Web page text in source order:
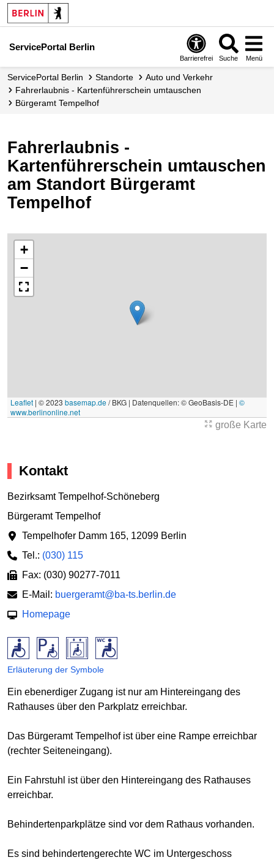
ServicePortal Berlin
Barrierefrei Suche Menü
ServicePortal Berlin Standorte
Auto und Verkehr
Fahrerlaubnis - Kartenführerschein umtauschen
Bürgeramt Tempelhof
Fahrerlaubnis -
Kartenführerschein umtauschen
am Standort Bürgeramt
Tempelhof
+
−
Leaflet | © 2023 basemap.de/ BKG | Datenquellen: © GeoBasis-DE | ©
www.berlinonline.net
große Karte
Kontakt
Bezirksamt Tempelhof-Schöneberg
Bürgeramt Tempelhof
Tempelhofer Damm 165, 12099 Berlin
Tel.: (030) 115
Fax: (030) 90277-7011
E-Mail: buergeramt@ba-ts.berlin.de
Homepage
Erläuterung der Symbole
Ein ebenerdiger Zugang ist nur am Hintereingang des
Rathauses über den Parkplatz erreichbar.
Das Bürgeramt Tempelhof ist über eine Rampe erreichbar
(rechter Seiteneingang).
Ein Fahrstuhl ist über den Hintereingang des Rathauses
erreichbar.
Behindertenparkplätze sind vor dem Rathaus vorhanden.
Es sind behindertengerechte WC im Untergeschoss